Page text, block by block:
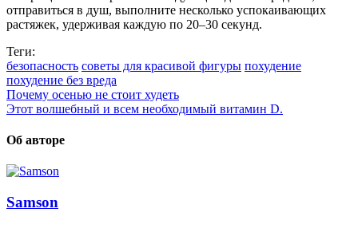
отправиться в душ, выполните несколько успокаивающих
растяжек, удерживая каждую по 20–30 секунд.
Теги:
безопасность советы для красивой фигуры похудение
похудение без вреда
Почему осенью не стоит худеть
Этот волшебный и всем необходимый витамин D.
Об авторе
Samson